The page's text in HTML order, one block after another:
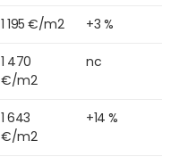
1 195 €/m2 +3 %
1 470
€/m2
nc
1 643
€/m2
+14 %